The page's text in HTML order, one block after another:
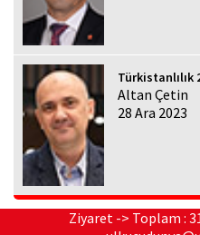
Türkistanlılık
Altan Çetin
28 Ara 2023
Ziyaret -> Toplam :